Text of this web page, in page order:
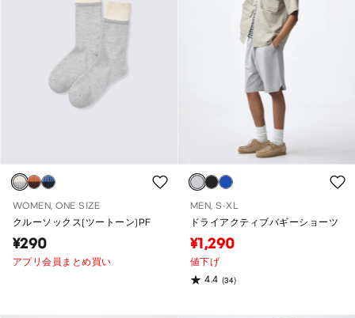
WOMEN, ONE SIZE
クルーソックス(ツートーン)PF
¥290
アプリ会員まとめ買い
MEN, S-XL
ドライアクティブバギーショーツ
¥1,290
値下げ
4.4 (34)